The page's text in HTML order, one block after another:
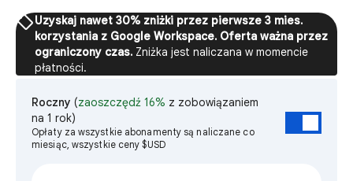
sellUzyskaj nawet 30% zniżki przez pierwsze 3 mies.
korzystania z Google Workspace. Oferta ważna przez
ograniczony czas. Zniżka jest naliczana w momencie
płatności.
Roczny (zaoszczędź 16% z zobowiązaniem
na 1 rok)
Opłaty za wszystkie abonamenty są naliczane co
miesiąc, wszystkie ceny $USD